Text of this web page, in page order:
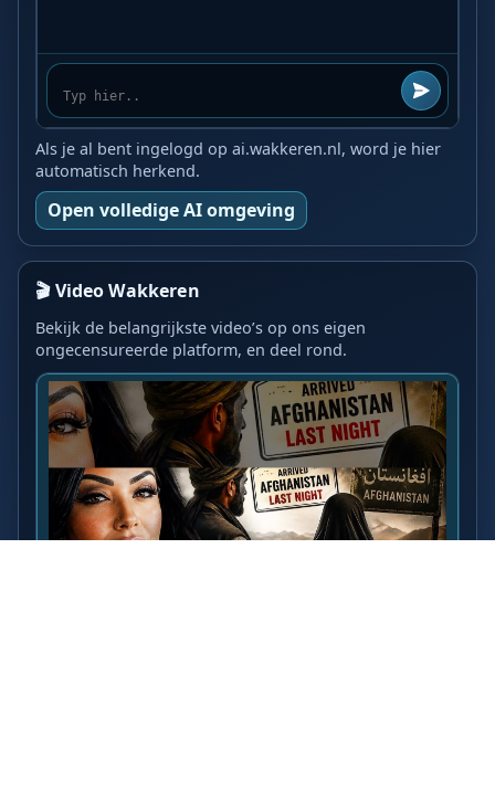
Als je al bent ingelogd op ai.wakkeren.nl, word je hier
automatisch herkend.
Open volledige AI omgeving
🎬 Video Wakkeren
Bekijk de belangrijkste video’s op ons eigen
ongecensureerde platform, en deel rond.